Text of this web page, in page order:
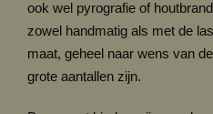
ook wel pyrografie of
zowel handmatig als met de
maat, geheel naar wens van
grote aantallen zijn.